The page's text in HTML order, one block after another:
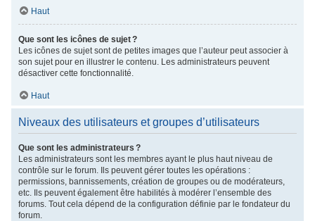
Haut
Que sont les icônes de sujet ?
Les icônes de sujet sont de petites images que l’auteur peut associer à
son sujet pour en illustrer le contenu. Les administrateurs peuvent
désactiver cette fonctionnalité.
Haut
Niveaux des utilisateurs et groupes d’utilisateurs
Que sont les administrateurs ?
Les administrateurs sont les membres ayant le plus haut niveau de
contrôle sur le forum. Ils peuvent gérer toutes les opérations :
permissions, bannissements, création de groupes ou de modérateurs,
etc. Ils peuvent également être habilités à modérer l’ensemble des
forums. Tout cela dépend de la configuration définie par le fondateur du
forum.